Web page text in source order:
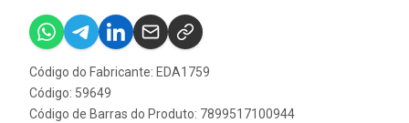
Código do Fabricante: EDA1759
Código: 59649
Código de Barras do Produto: 7899517100944